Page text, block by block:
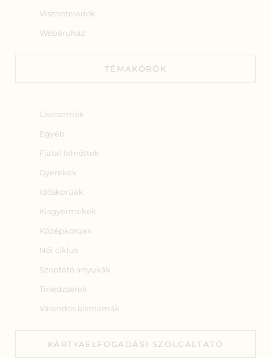
Viszonteladók
Webáruház
TÉMAKÖRÖK
Csecsemők
Egyéb
Fiatal felnőttek
Gyerekek
Időskorúak
Kisgyermekek
Középkorúak
Női ciklus
Szoptató anyukák
Tinédzserek
Várandós kismamák
KÁRTYAELFOGADÁSI SZOLGÁLTATÓ